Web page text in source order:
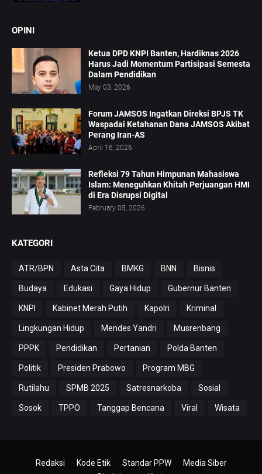
OPINI
Ketua DPD KNPI Banten, Hardiknas 2026
Harus Jadi Momentum Partisipasi Semesta
Dalam Pendidikan
May 03, 2026
Forum JAMSOS Ingatkan Direksi BPJS TK
Waspadai Ketahanan Dana JAMSOS Akibat
Perang Iran-AS
April 16, 2026
Refleksi 79 Tahun Himpunan Mahasiswa
Islam: Meneguhkan Khitah Perjuangan HMI
di Era Disrupsi Digital
February 05, 2026
KATEGORI
ATR/BPN Asta Cita BMKG BNN Bisnis
Budaya Edukasi Gaya Hidup Gubernur Banten
KNPI Kabinet Merah Putih Kapolri Kriminal
Lingkungan Hidup Mendes Yandri Musrenbang
PPPK Pendidikan Pertanian Polda Banten
Politik Presiden Prabowo Program MBG
Rutilahu SPMB 2025 Satresnarkoba Sosial
Sosok TPPO Tanggap Bencana Viral Wisata
Redaksi Kode Etik Standar PPW
Media Siber